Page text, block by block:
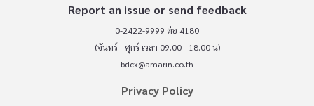
Report an issue or send feedback
0-2422-9999 ต่อ 4180
(จันทร์ - ศุกร์ เวลา 09.00 - 18.00 น)
bdcx@amarin.co.th
Privacy Policy